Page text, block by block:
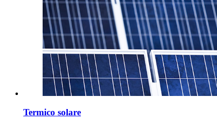
Termico solare